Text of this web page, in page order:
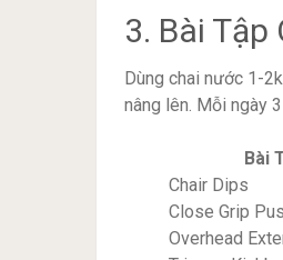
3. Bài Tập
Dùng chai nước 1-
nâng lên. Mỗi ngày
Bài
Chair Dips
Close Grip
Overhead